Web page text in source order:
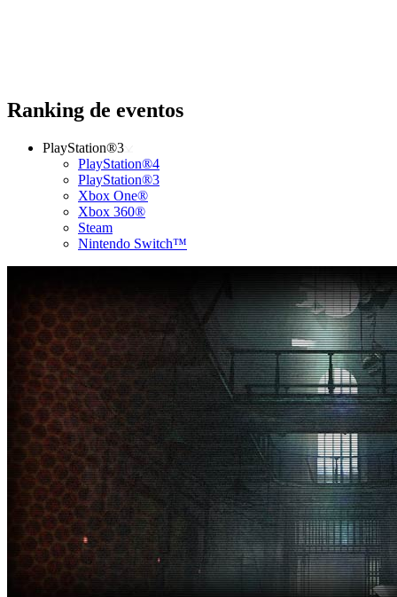
Ranking de eventos
PlayStation®3
PlayStation®4
PlayStation®3
Xbox One®
Xbox 360®
Steam
Nintendo Switch™